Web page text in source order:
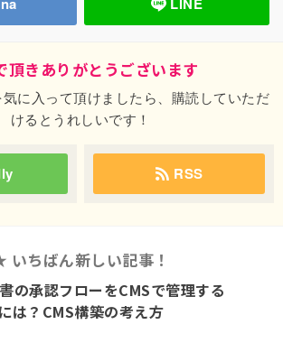
頂きありがとうございます
に入って頂けましたら、購読していただ
けるとうれしいです！
RSS
いちばん新しい記事！
の承認フローをCMSで管理する
には？CMS構築の考え方